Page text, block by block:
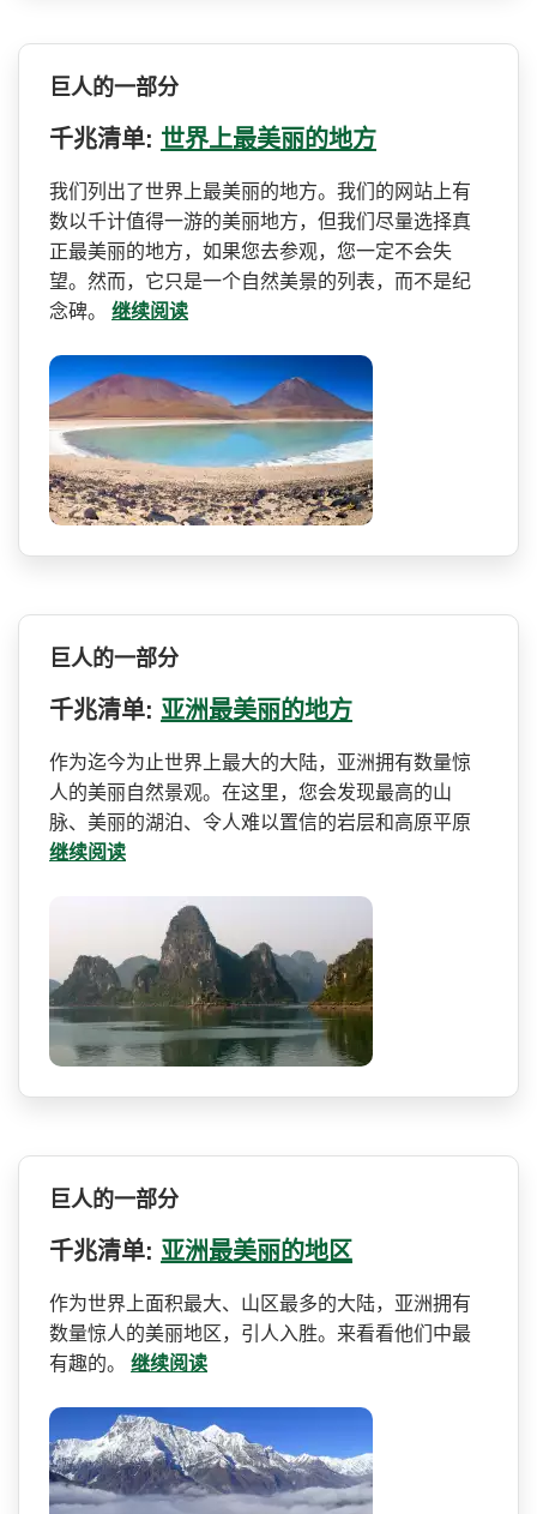
巨人的一部分
千兆清单: 世界上最美丽的地方
我们列出了世界上最美丽的地­方。我们的网站上有
数以千计值得一游的美丽地方，但­我们尽量选择真
正最美丽的地方，如果您去参观，您一­定不会失
望。然而，它只是一个自然美景的列表，而不­是纪
念碑。 继续阅读
巨人的一部分
千兆清单: 亚洲最美丽的地方
作为迄今为止世界上最大的大­陆，亚洲拥有数量惊
人的美丽自然景观。在这里，您会­发现最高的山
脉、美丽的湖泊、令人难以置信的岩层和­高原平原
继续阅读
巨人的一部分
千兆清单: 亚洲最美丽的地区
作为世界上面积最大、山区最­多的大陆，亚洲拥有
数量惊人的美丽地区，引人入胜。­来看看他们中最
有趣的。 继续阅读